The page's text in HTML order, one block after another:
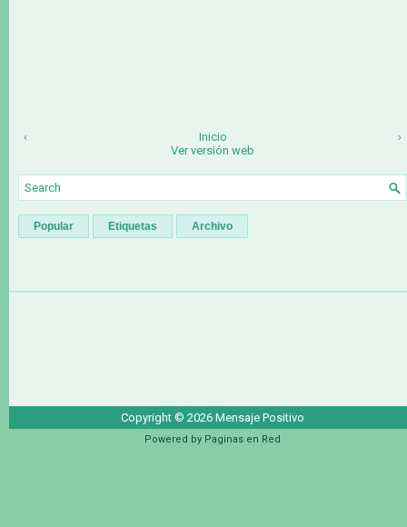
‹ ›
Inicio
Ver versión web
Popular Etiquetas Archivo
Copyright © 2026 Mensaje Positivo
Powered by Paginas en Red